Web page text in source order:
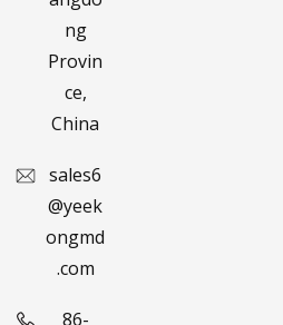
ng
Provin
ce,
China
sales6
@yeek
ongmd
.com
86-